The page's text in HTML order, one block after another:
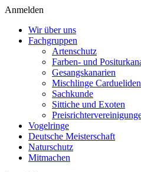
Anmelden
Wir über uns
Fachgruppen
Artenschutz
Farben- und
Gesangskanarien
Mischlinge
Sachkunde
Sittiche und Exoten
Vogelringe
Deutsche Meisterschaft
Naturschutz
Mitmachen